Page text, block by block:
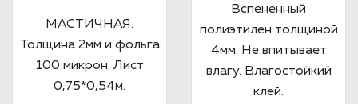
МАСТИЧНАЯ.
Толщина 2мм и фольга
100 микрон. Лист
0,75*0,54м.
Вспененный
полиэтилен толщиной
4мм. Не впитывает
влагу. Влагостойкий
клей.